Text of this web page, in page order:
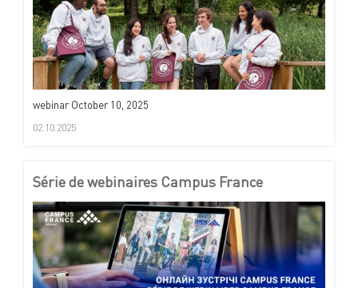
webinar October 10, 2025
02.10.2025
Série de webinaires Campus France